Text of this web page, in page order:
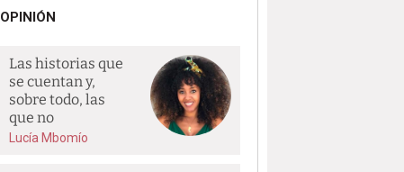
OPINIÓN
Las historias que
se cuentan y,
sobre todo, las
que no
Lucía Mbomío